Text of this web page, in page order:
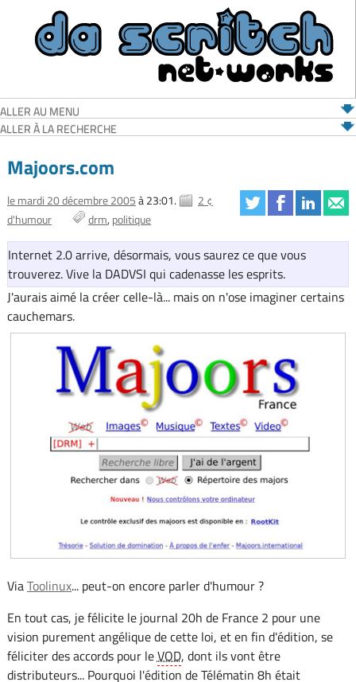
ALLER AU MENU
ALLER À LA RECHERCHE
Majoors.com
le mardi 20 décembre 2005à 23:01.
2 ¢
d'humour
drm politique
Internet 2.0 arrive, désormais, vous saurez ce que vous
trouverez. Vive la DADVSI qui cadenasse les esprits.
J'aurais aimé la créer celle-là... mais on n'ose imaginer certains
cauchemars.
ViaToolinux... peut-on encore parler d'humour ?
En tout cas, je félicite le journal 20h de France 2 pour une
vision purement angélique de cette loi, et en fin d'édition, se
féliciter des accords pour leVOD, dont ils vont être
distributeurs... Pourquoi l'édition de Télématin 8h était